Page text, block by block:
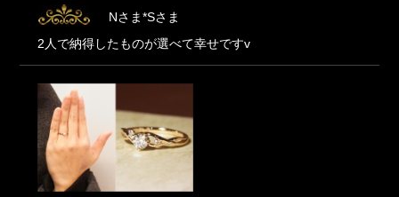
Nさま*Sさま
2人で納得したものが選べて幸せですv